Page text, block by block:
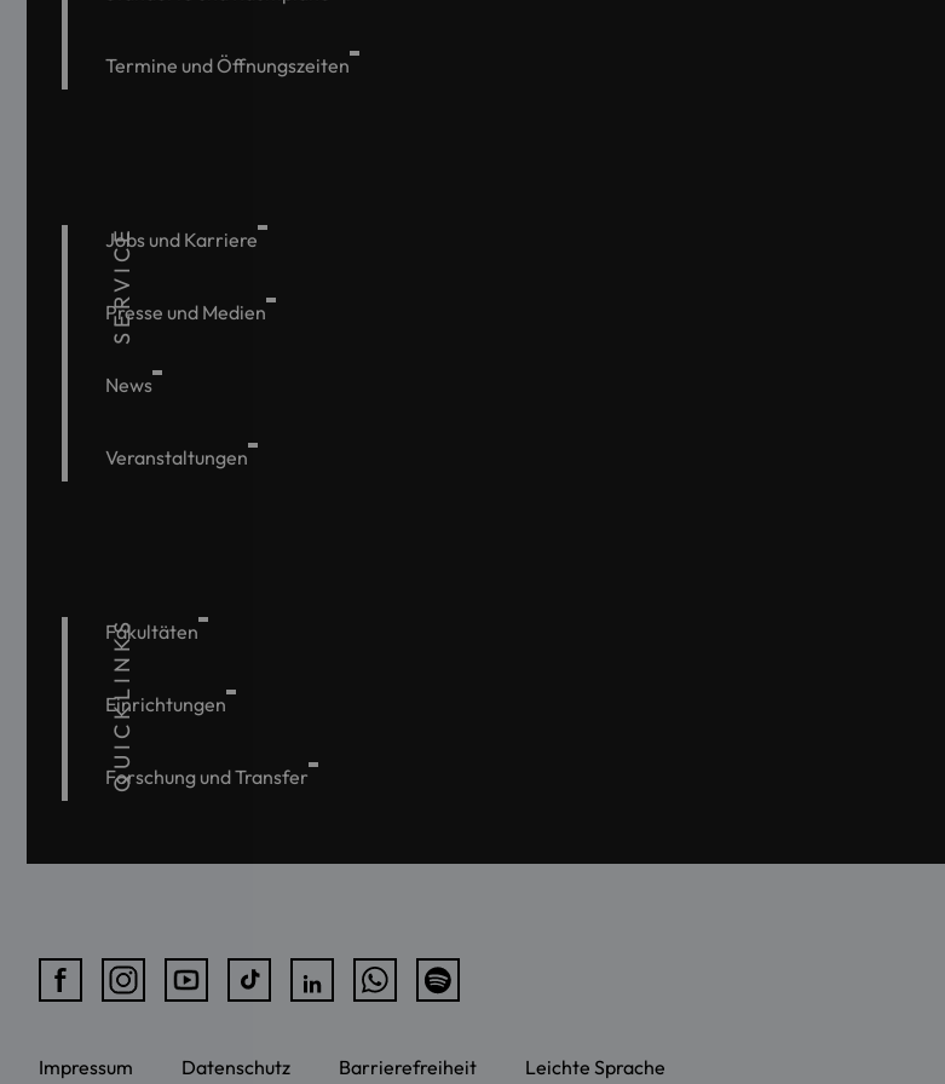
Termine und Öffnungszeiten
SERVICE
Jobs und Karriere
Presse und Medien
News
Veranstaltungen
QUICKLINKS
Fakultäten
Einrichtungen
Forschung und Transfer
Impressum Datenschutz Barrierefreiheit Leichte Sprache